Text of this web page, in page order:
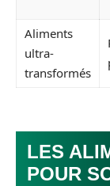
Aliments
ultra-
transformés
LES
POUR